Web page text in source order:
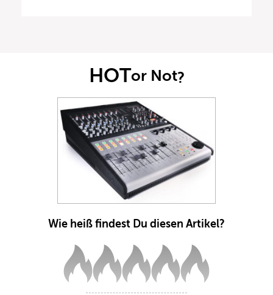
HOTor Not?
Wie heiß findest Du diesen Artikel?